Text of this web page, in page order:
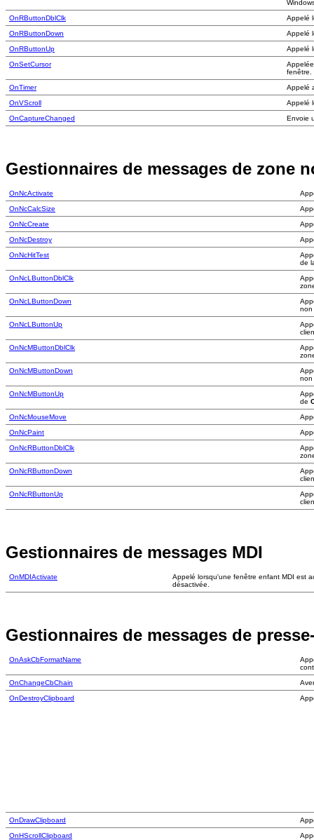
OnRButtonDblClk
Appelé
OnRButtonDown
Appelé
OnRButtonUp
Appelé
OnSetCursor
fenêtre.
OnTimer
Appelé
OnVScroll
Appelé
OnCaptureChanged
Envoie
Gestionnaires de messages de zone
OnNcActivate
OnNcCalcSize
OnNcCreate
OnNcDestroy
OnNcHitTest
de
OnNcLButtonDblClk
OnNcLButtonDown
OnNcLButtonUp
OnNcMButtonDblClk
OnNcMButtonDown
OnNcMButtonUp
de
OnNcMouseMove
OnNcPaint
OnNcRButtonDblClk
OnNcRButtonDown
OnNcRButtonUp
Gestionnaires de messages MDI
OnMDIActivate
Appelé lorsqu'une fenêtre enfant MDI est
désactivée.
Gestionnaires de messages de
OnAskCbFormatName
OnChangeCbChain
OnDestroyClipboard
OnDrawClipboard
OnHScrollClipboard